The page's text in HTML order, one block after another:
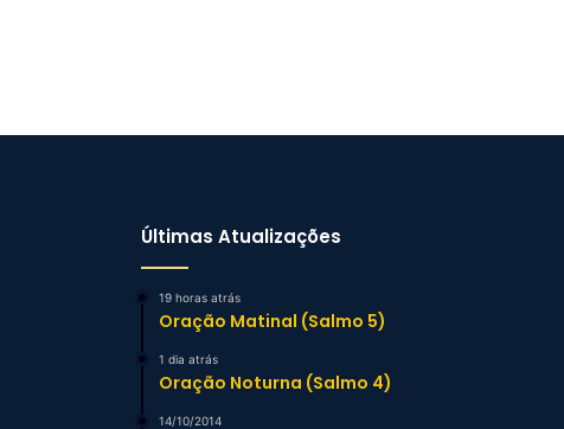
Últimas Atualizações
19 horas atrás
Oração Matinal (Salmo 5)
1 dia atrás
Oração Noturna (Salmo 4)
14/10/2014